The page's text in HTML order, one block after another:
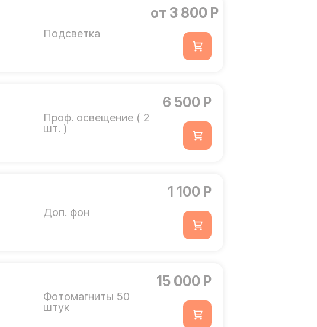
Подсветка
от 3 800 Р
Проф. освещение ( 2
шт. )
6 500 Р
Доп. фон
1 100 Р
Фотомагниты 50
штук
15 000 Р